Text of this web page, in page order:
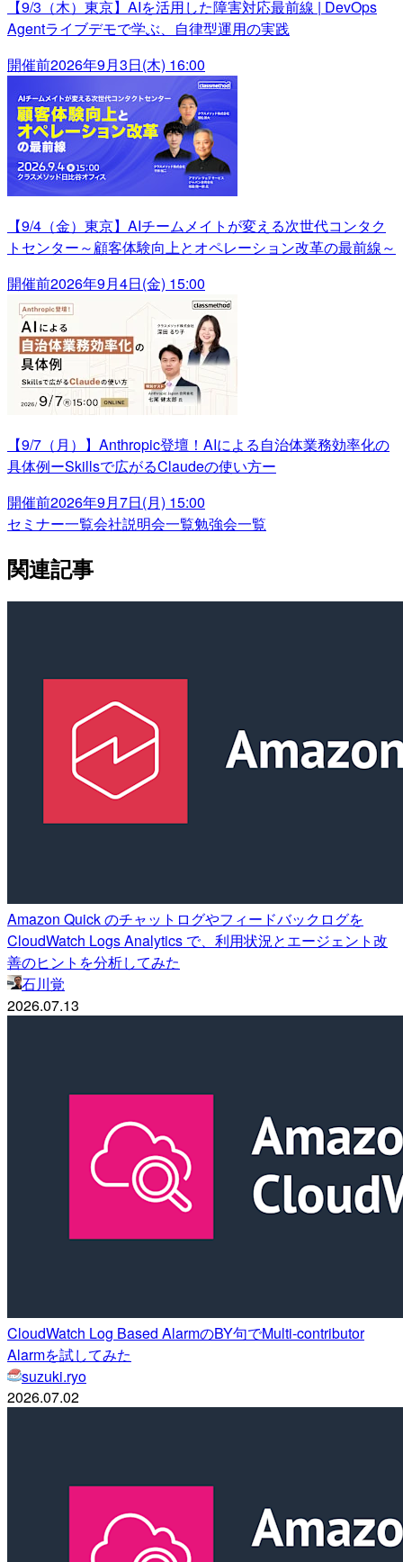
【9/3（木）東京】AIを活用した障害対応最前線 | DevOps
Agentライブデモで学ぶ、自律型運用の実践
開催前2026年9月3日(木) 16:00
【9/4（金）東京】AIチームメイトが変える次世代コンタク
トセンター～顧客体験向上とオペレーション改革の最前線～
開催前2026年9月4日(金) 15:00
【9/7（月）】Anthropic登壇！AIによる自治体業務効率化の
具体例ーSkillsで広がるClaudeの使い方ー
開催前2026年9月7日(月) 15:00
セミナー一覧会社説明会一覧勉強会一覧
関連記事
Amazon Quick のチャットログやフィードバックログを
CloudWatch Logs Analytics で、利用状況とエージェント改
善のヒントを分析してみた
石川覚
2026.07.13
CloudWatch Log Based AlarmのBY句でMulti-contributor
Alarmを試してみた
suzuki.ryo
2026.07.02